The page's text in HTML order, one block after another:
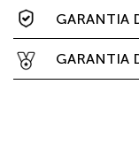
GARANTIA
GARANTIA